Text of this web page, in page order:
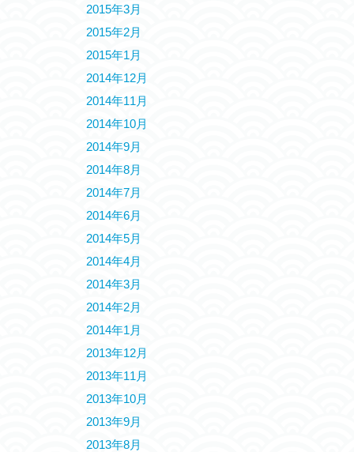
2015年3月
2015年2月
2015年1月
2014年12月
2014年11月
2014年10月
2014年9月
2014年8月
2014年7月
2014年6月
2014年5月
2014年4月
2014年3月
2014年2月
2014年1月
2013年12月
2013年11月
2013年10月
2013年9月
2013年8月